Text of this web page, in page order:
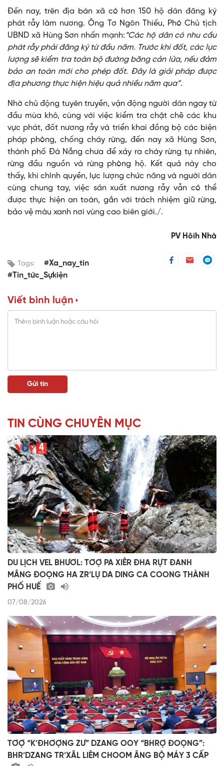
Đến nay, trên địa bàn xã có hơn 150 hộ dân đăng ký
phát rẫy làm nương. Ông Tơ Ngôn Thiếu, Phó Chủ tịch
UBND xã Hùng Sơn nhấn mạnh: “Các hộ dân có nhu cầu
phát rẫy phải đăng ký từ đầu năm. Trước khi đốt, các lực
lượng sẽ kiểm tra toàn bộ đường băng cản lửa, nếu đảm
bảo an toàn mới cho phép đốt. Đây là giải pháp được
địa phương thực hiện hiệu quả nhiều năm qua”.
Nhờ chủ động tuyên truyền, vận động người dân ngay từ
đầu mùa khô, cùng với việc kiểm tra chặt chẽ các khu
vực phát, đốt nương rẫy và triển khai đồng bộ các biện
pháp phòng, chống cháy rừng, đến nay xã Hùng Sơn,
thành phố Đà Nẵng chưa để xảy ra cháy rừng tự nhiên,
rừng đầu nguồn và rừng phòng hộ. Kết quả này cho
thấy, khi chính quyền, lực lượng chức năng và người dân
cùng chung tay, việc sản xuất nương rẫy vẫn có thể
được thực hiện an toàn, gắn với trách nhiệm giữ rừng,
bảo vệ màu xanh nơi vùng cao biên giới./.
PV Hôih Nhà
Tags:
#Xa_nay_tin
#Tin_tức_Sựkiện
Viết bình luận
TIN CÙNG CHUYÊN MỤC
DU LỊCH VEL BHƯƠL: TƠỢ PA XIÊR ĐHA RỰT ĐANH
MÂNG ĐOỌNG HA ZR’LỤ DA DING CA COONG THÀNH
PHỐ HUẾ
07/08/2026
TƠỢ “K’ĐHƠỢNG ZƯ” DZANG OOY “BHRỢ ĐOỌNG”:
BHR’DZANG TR’XĂL LIÊM CHOOM ÂNG BỘ MÁY 3 CẤP